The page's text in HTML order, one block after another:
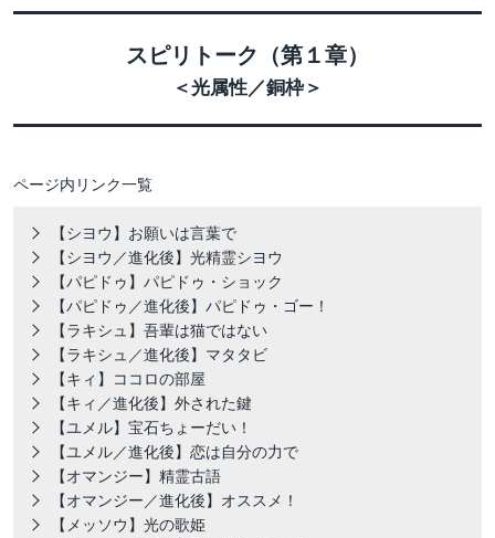
スピリトーク（第１章）
＜光属性／銅枠＞
ページ内リンク一覧
【シヨウ】お願いは言葉で
【シヨウ／進化後】光精霊シヨウ
【パピドゥ】パピドゥ・ショック
【パピドゥ／進化後】パピドゥ・ゴー！
【ラキシュ】吾輩は猫ではない
【ラキシュ／進化後】マタタビ
【キィ】ココロの部屋
【キィ／進化後】外された鍵
【ユメル】宝石ちょーだい！
【ユメル／進化後】恋は自分の力で
【オマンジー】精霊古語
【オマンジー／進化後】オススメ！
【メッソウ】光の歌姫